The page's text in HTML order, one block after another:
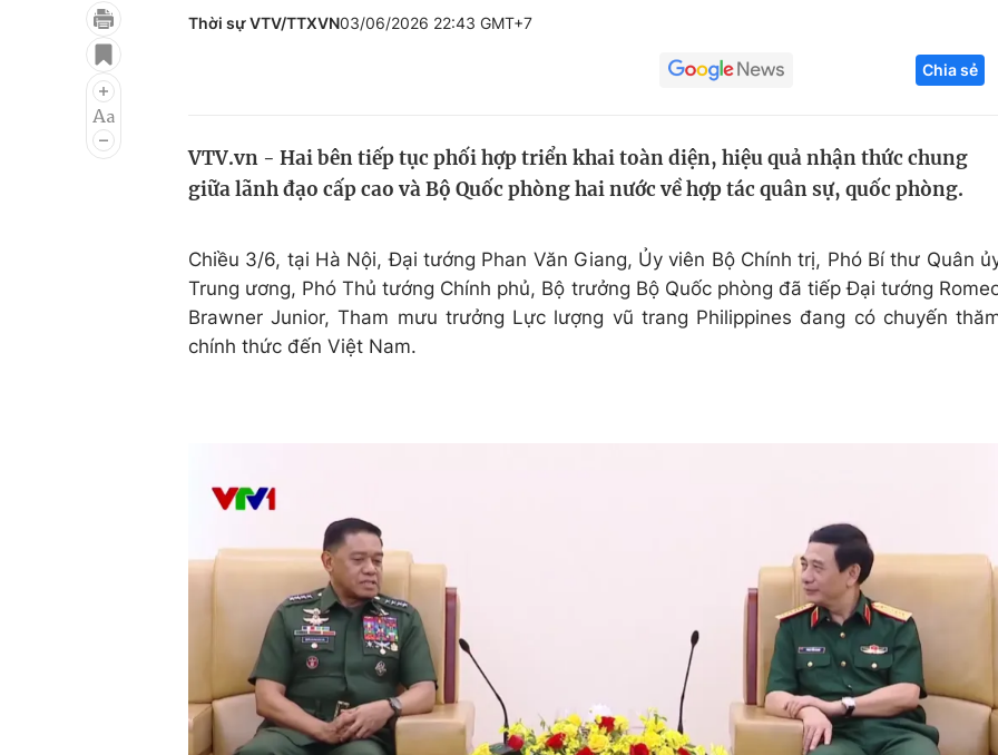
Điện ảnh
Âm nhạc
Chất lượng cuộc sống
Tuyển sinh
Hitech Công
Thị trường
Thời sự VTV/TTXVN03/06/2026 22:43 GMT+7
Chia sẻ
VTV.vn - Hai bên tiếp tục phối hợp triển khai toàn diện, hiệu quả nhận thức chung
giữa lãnh đạo cấp cao và Bộ Quốc phòng hai nước về hợp tác quân sự, quốc phòng.
Chiều 3/6, tại Hà Nội, Đại tướng Phan Văn Giang, Ủy viên Bộ Chính trị, Phó Bí thư Quân
Trung ương, Phó Thủ tướng Chính phủ, Bộ trưởng Bộ Quốc phòng đã tiếp Đại tướng
Brawner Junior, Tham mưu trưởng Lực lượng vũ trang Philippines đang có chuyến
chính thức đến Việt Nam.